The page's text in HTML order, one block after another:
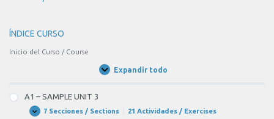
ÍNDICE CURSO
Inicio del Curso / Course
Expandir todo
Unidades
A1 – SAMPLE UNIT 3
Expandir
A1
7 Secciones / Sections 21 Actividades / Exercises